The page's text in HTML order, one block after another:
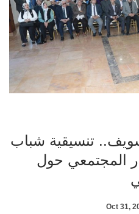
تنسيقية شباب
المجتمعي حول
Oct 31,